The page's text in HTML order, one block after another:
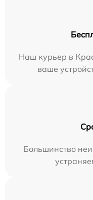
Наш курьер в
ваше
Большинство